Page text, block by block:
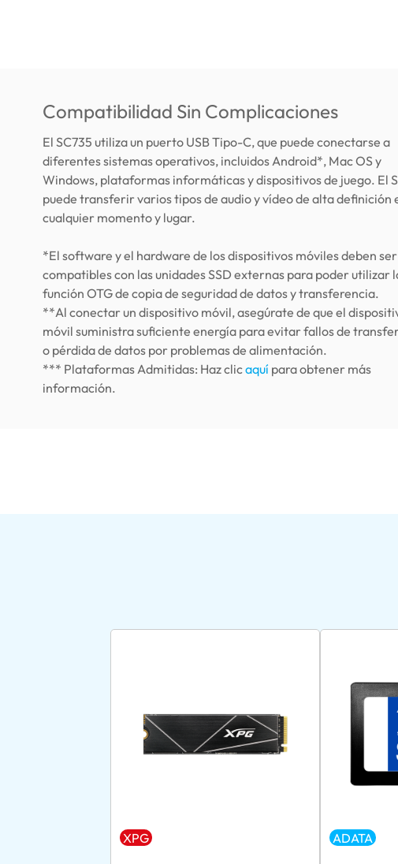
Compatibilidad Sin Complicaciones
El SC735 utiliza un puerto USB Tipo-C, que puede conectarse a
diferentes sistemas operativos, incluidos Android*, Mac OS y
Windows, plataformas informáticas y dispositivos de juego. El
puede transferir varios tipos de audio y vídeo de alta definición
cualquier momento y lugar.
*El software y el hardware de los dispositivos móviles deben ser
compatibles con las unidades SSD externas para poder utilizar
función OTG de copia de seguridad de datos y transferencia.
**Al conectar un dispositivo móvil, asegúrate de que el
móvil suministra suficiente energía para evitar fallos de
o pérdida de datos por problemas de alimentación.
*** Plataformas Admitidas: Haz clicaquípara obtener más
información.
XPG ADATA